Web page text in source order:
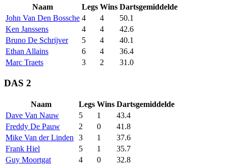
Naam Legs Wins Dartsgemiddelde
John Van Den Bossche 4 4
50.1
Ken Janssens 4 4
42.6
Bruno De Schrijver 5 4
40.1
Ethan Allains 6 4
36.4
Marc Traets 3 2 31.0
DAS 2
Naam Legs Wins Dartsgemiddelde
Dave Van Nauw 5 1
43.4
Freddy De Pauw 2 0
41.8
Mike Van der Linden 3 1
37.6
Frank Hiel 5 1
35.7
Guy Moortgat 4 0
32.8